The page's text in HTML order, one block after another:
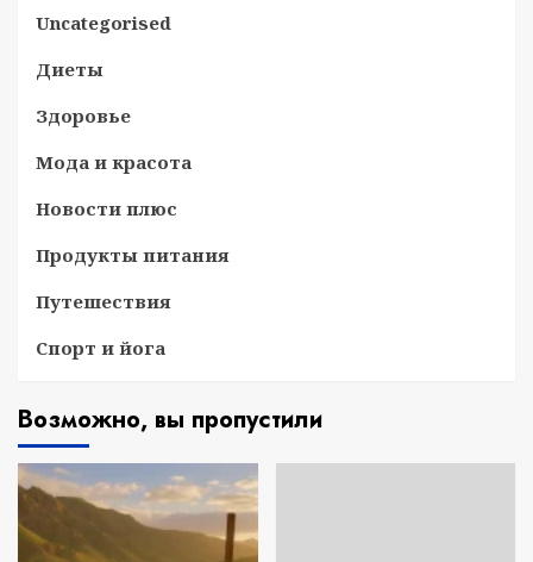
Uncategorised
Диеты
Здоровье
Мода и красота
Новости плюс
Продукты питания
Путешествия
Спорт и йога
Возможно, вы пропустили